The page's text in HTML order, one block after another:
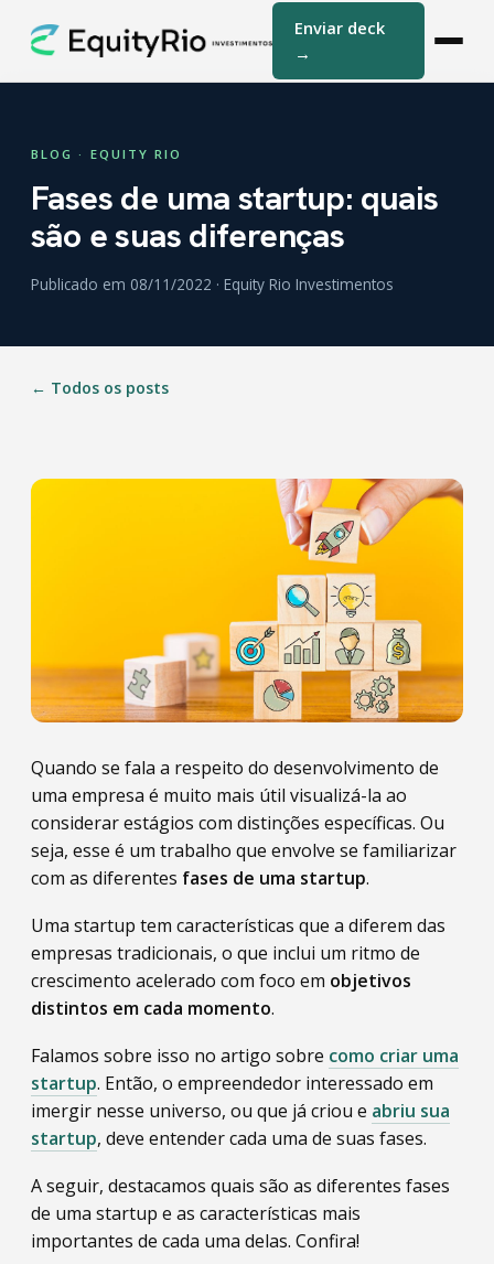
Enviar deck
→
BLOG · EQUITY RIO
Fases de uma startup: quais
são e suas diferenças
Publicado em 08/11/2022 · Equity Rio Investimentos
← Todos os posts
Quando se fala a respeito do desenvolvimento de
uma empresa é muito mais útil visualizá-la ao
considerar estágios com distinções específicas. Ou
seja, esse é um trabalho que envolve se familiarizar
com as diferentes fases de uma startup.
Uma startup tem características que a diferem das
empresas tradicionais, o que inclui um ritmo de
crescimento acelerado com foco em objetivos
distintos em cada momento.
Falamos sobre isso no artigo sobre como criar uma
startup. Então, o empreendedor interessado em
imergir nesse universo, ou que já criou e abriu sua
startup, deve entender cada uma de suas fases.
A seguir, destacamos quais são as diferentes fases
de uma startup e as características mais
importantes de cada uma delas. Confira!